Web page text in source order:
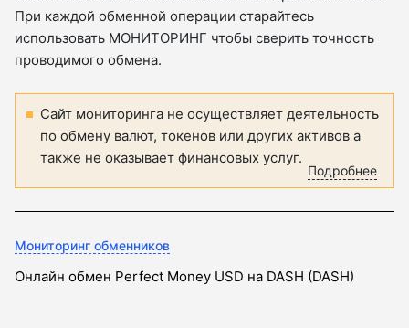
При каждой обменной операции старайтесь
использовать МОНИТОРИНГ чтобы сверить точность
проводимого обмена.
Сайт мониторинга не осуществляет деятельность
по обмену валют, токенов или других активов а
также не оказывает финансовых услуг.
Подробнее
Мониторинг обменников
Онлайн обмен Perfect Money USD на DASH (DASH)